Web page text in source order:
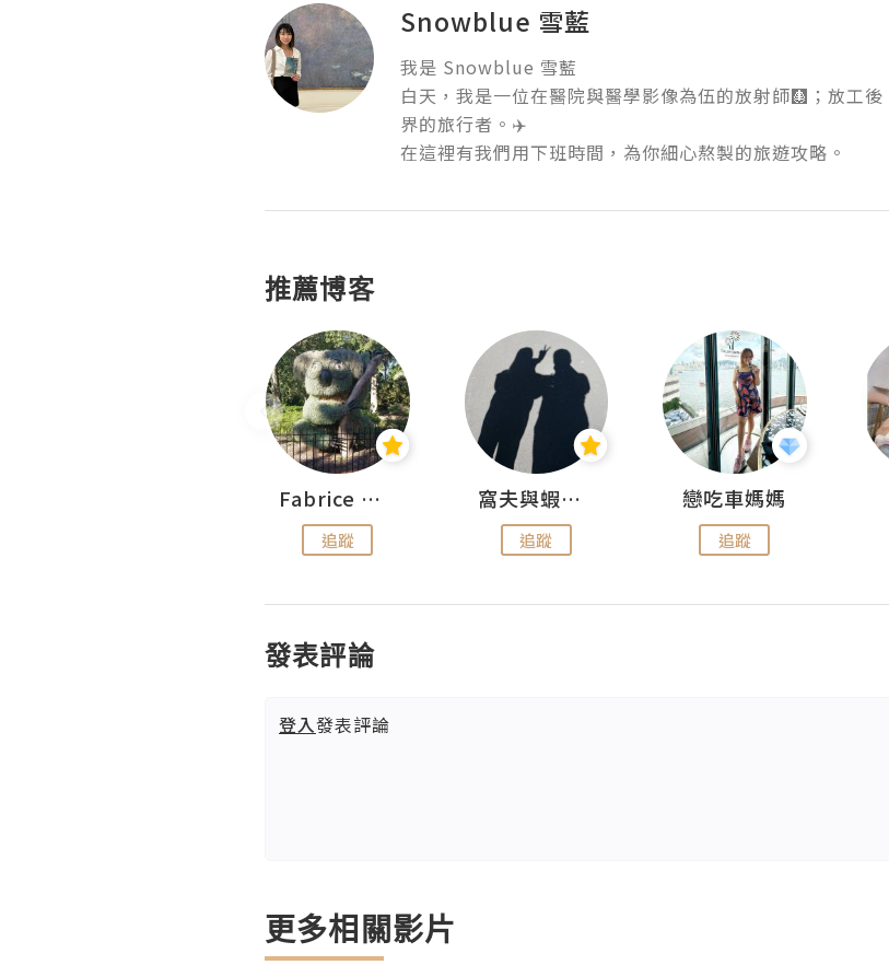
Snowblue 雪藍
我是 Snowblue 雪藍
白天，我是一位在醫院與醫學影像為伍的放射師🩻；放工
界的旅行者。✈️
在這裡有我們用下班時間，為你細心熬製的旅遊攻略。
推薦博客
Fabrice 嚐味
追蹤
窩夫與蝦子餅
追蹤
戀吃車媽媽
追蹤
發表評論
登入發表評論
更多相關影片